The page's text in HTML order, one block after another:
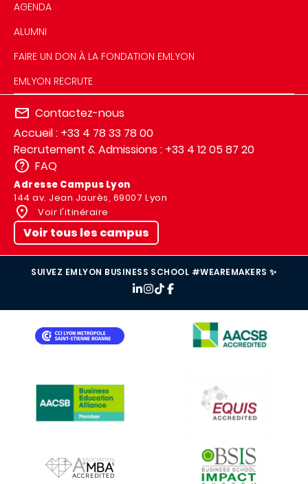
AGENDA
ALUMNI
FAIRE UN DON À LA FONDATION EMLYON
EMLYON RECRUTE
Contactez-nous
Accueil : +33 4 78 33 78 00
Recrutement & Admissions : +33 4 12 05 87 20
FAQ
Adresse Campus Lyon
144 av. Jean Jaurès, 69007 Lyon
Voir l'itinéraire
Voir tous les campus
SUIVEZ EMLYON BUSINESS SCHOOL #WEAREMAKERS ✨
IMAGE
IMAGE
IMAGE